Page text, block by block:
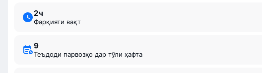
2 ⁠ч
Фарқияти вақт
9
Теъдоди парвозҳо дар тӯли ҳафта